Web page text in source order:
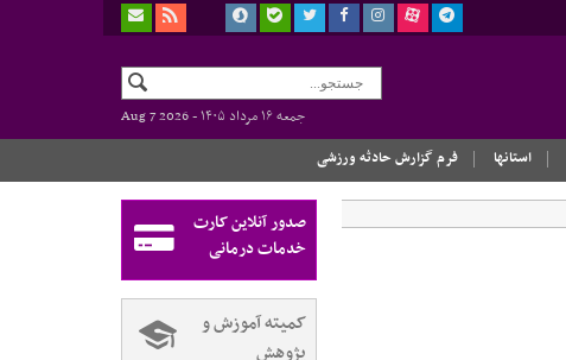
جمعه ۱۶ مرداد ۱۴۰۵ -
Aug 7 2026
استانها فرم گزارش حادثه ورزشی
صدور آنلاین کارت
خدمات درمانی
کمیته آموزش و
پژوهش